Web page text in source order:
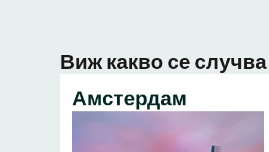
Виж какво се
Амстердам